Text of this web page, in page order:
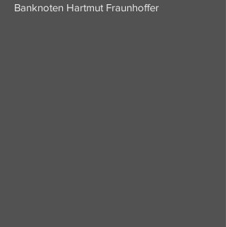
Banknoten Hartmut Fraunhoffer